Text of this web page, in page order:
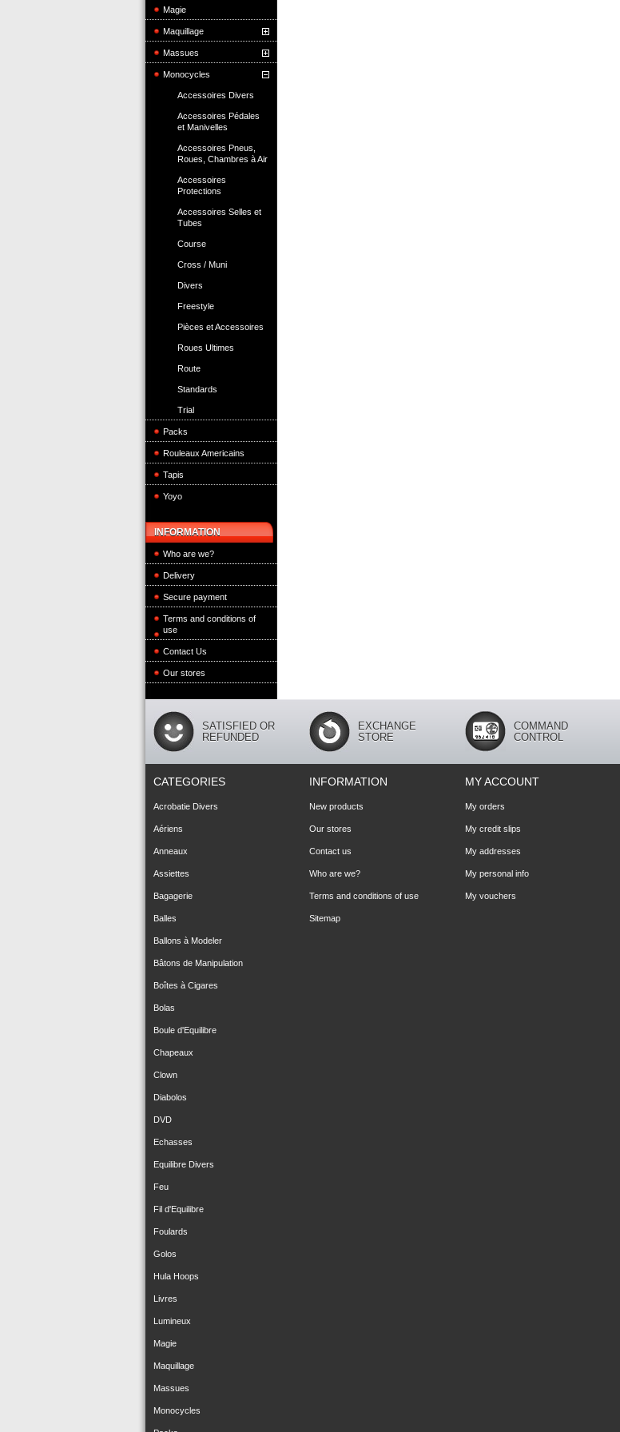
Magie
Maquillage
Massues
Monocycles
Accessoires Divers
Accessoires Pédales
et Manivelles
Accessoires Pneus,
Roues, Chambres à Air
Accessoires
Protections
Accessoires Selles et
Tubes
Course
Cross / Muni
Divers
Freestyle
Pièces et Accessoires
Roues Ultimes
Route
Standards
Trial
Packs
Rouleaux Americains
Tapis
Yoyo
INFORMATION
Who are we?
Delivery
Secure payment
Terms and conditions of
use
Contact Us
Our stores
SATISFIED OR
REFUNDED
EXCHANGE
STORE
COMMAND
CONTROL
CATEGORIES
Acrobatie Divers
Aériens
Anneaux
Assiettes
Bagagerie
Balles
Ballons à Modeler
Bâtons de Manipulation
Boîtes à Cigares
Bolas
Boule d'Equilibre
Chapeaux
Clown
Diabolos
DVD
Echasses
Equilibre Divers
Feu
Fil d'Equilibre
Foulards
Golos
Hula Hoops
Livres
Lumineux
Magie
Maquillage
Massues
Monocycles
INFORMATION
New products
Our stores
Contact us
Who are we?
Terms and conditions of use
Sitemap
MY ACCOUNT
My orders
My credit slips
My addresses
My personal info
My vouchers